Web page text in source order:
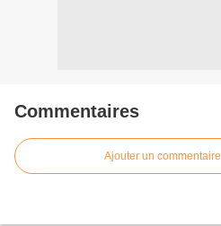
Commentaires
Ajouter un commentaire